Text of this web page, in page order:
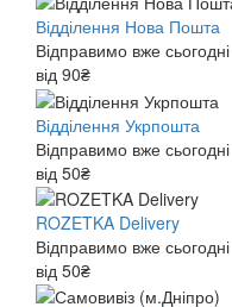
Відділення Нова Пошта
Відправимо вже сьогодні
від 90₴
Відділення Укрпошта
Відправимо вже сьогодні
від 50₴
ROZETKA Delivery
Відправимо вже сьогодні
від 50₴